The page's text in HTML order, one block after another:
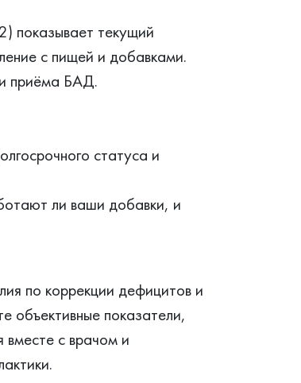
показывает текущий
с пищей и добавками.
приёма БАД.
статуса и
ли ваши добавки, и
по коррекции дефицитов и
объективные показатели,
с врачом и